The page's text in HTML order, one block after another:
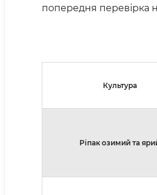
попередня перевірка
Культура
Ріпак озимий та